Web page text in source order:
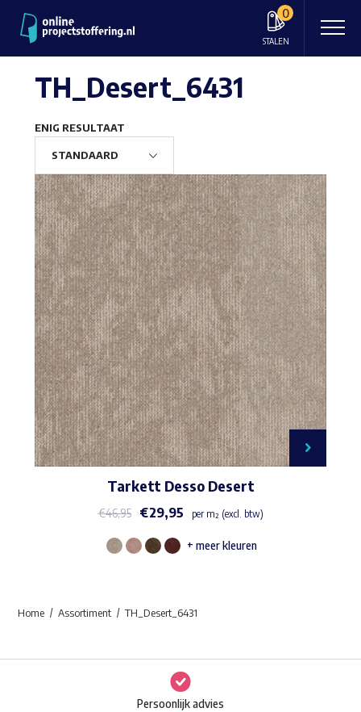
0
STALEN
TH_Desert_6431
ENIG RESULTAAT
Tarkett Desso Desert
€46,95 €29,95 per m² (excl. btw)
Dit
Deze
optie
+ meer kleuren
Home Assortiment TH_Desert_6431
Persoonlijk advies